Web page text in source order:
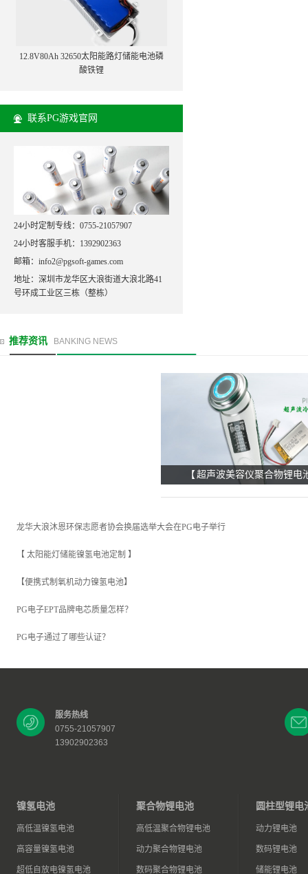
12.8V80Ah 32650太阳能路灯储能电池磷
酸铁锂
联系PG游戏官网
24小时定制专线：0755-21057907
24小时客服手机：1392902363
邮箱：info2@pgsoft-games.com
地址：深圳市龙华区大浪街道大浪北路41
号环成工业区三栋（整栋）
推荐资讯 BANKING NEWS
【 超声波美容仪聚合物锂电
龙华大浪沐恩环保志愿者协会换届选举大会在PG电子举行
【 太阳能灯储能镍氢电池定制 】
【便携式制氧机动力镍氢电池】
PG电子EPT品牌电芯质量怎样？
PG电子通过了哪些认证？
服务热线
0755-21057907
13902902363
镍氢电池
高低温镍氢电池
高容量镍氢电池
超低自放电镍氢电池
聚合物锂电池
高低温聚合物锂电池
动力聚合物锂电池
数码聚合物锂电池
圆柱型锂电
动力锂电池
数码锂电池
储能锂电池